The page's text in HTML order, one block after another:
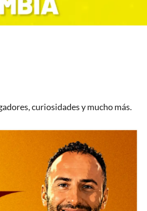
curiosidades y mucho más.